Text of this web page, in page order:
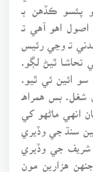
پئسو ڪڏهن بـ
اصول اهو آهي تـ
تـ وڃي رئيس
ٿيڻ لڳو.
سو ائين ئي ٿيو.
شغل. بس همراهـ
انهي ماڻهو کي
سنڌ جي وڏيري
شريف جي وڏيري
هزارين مون